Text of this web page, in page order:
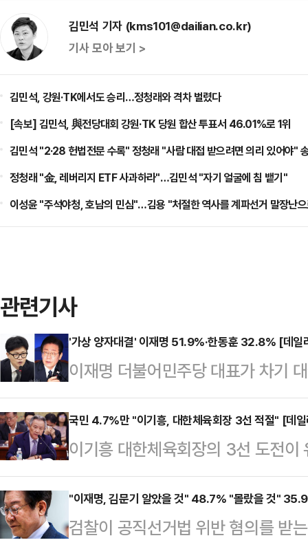
김민석 기자 (kms101@dailian.co.kr)
기사 모아 보기 >
김민석, 강원·TK에서도 승리…정청래와 격차 벌렸다
[속보] 김민석, 與전당대회 강원·TK 당원 합산 투표서 46.01%로 1위
김민석 "2·28 헌법전문 수록" 정청래 "사람 대접 받으려면 의리 있어야"
정청래 "金, 레버리지 ETF 사과하라"…김민석 "자기 얼굴에 침 뱉기"
이성윤 "주석야청, 호남의 민심"…김용 "처절한 역사를 계파선거 말장난
관련기사
'가상 양자대결' 이재명 51.9%·한동훈 32.8% [데일
이재명 더불어민주당 대표가 차기
고 있다. 한동훈 국민의힘 대표가
는 쉽사리 좁혀지지 않는 흐름이다.
압도적 우위가 지속되는 가운데 정
크' 이슈의 색이 바랜 점, 국민의힘
표의 정치적 성장에 발목을 잡고 있
전문기관 여론조사공정㈜에 의뢰
국민 4.7%만 "이기흥, 대한체육회장 3선 적절" [데
이기흥 대한체육회장의 3선 도전
3선 도전이 적절하다고 생각하는
문기관 여론조사공정㈜에 의뢰해
로 '대한체육회 이기흥 회장의 3선
"이재명, 김문기 알았을 것" 48.7% "몰랐을 것"
검찰이 공직선거법 위반 혐의를 받